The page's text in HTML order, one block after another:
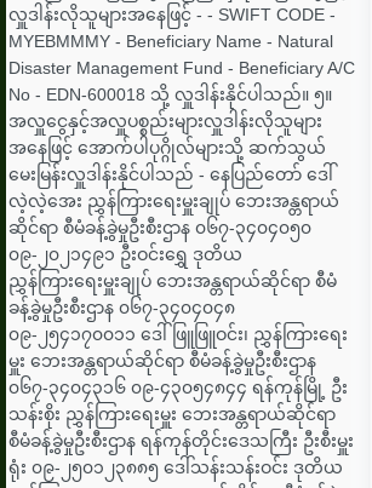
လှူဒါန်းလိုသူများအနေဖြင့် - - SWIFT CODE -
MYEBMMMY - Beneficiary Name - Natural
Disaster Management Fund - Beneficiary A/C
No - EDN-600018 သို့ လှူဒါန်းနိုင်ပါသည်။ ၅။
အလှူငွေနှင့်အလှူပစ္စည်းများလှူဒါန်းလိုသူများ
အနေဖြင့် အောက်ပါပုဂ္ဂိုလ်များသို့ ဆက်သွယ်
မေးမြန်းလှူဒါန်းနိုင်ပါသည် - နေပြည်တော် ဒေါ်
လဲ့လဲ့အေး ညွှန်ကြားရေးမှူးချုပ် ‌ဘေးအန္တရာယ်
ဆိုင်ရာ စီမံခန့်ခွဲမှုဦးစီးဌာန ၀၆၇-၃၄၀၄၀၅၀
၀၉-၂၀၂၁၄၉၁ ဦးဝင်းရွှေ ဒုတိယ
ညွှန်ကြားရေးမှူးချုပ် ‌ဘေးအန္တရာယ်ဆိုင်ရာ စီမံ
ခန့်ခွဲမှုဦးစီးဌာန ၀၆၇-၃၄၀၄၀၄၈
၀၉-၂၅၄၁၇၀၀၁၁ ဒေါ်ဖြူဖြူဝင်း၊ ညွှန်ကြားရေး
မှူး ‌ဘေးအန္တရာယ်ဆိုင်ရာ စီမံခန့်ခွဲမှုဦးစီးဌာန
၀၆၇-၃၄၀၄၃၁၆ ၀၉-၄၃၀၅၄၈၄၄ ရန်ကုန်မြို့ ဦး
သန်းစိုး ညွှန်ကြားရေးမှူး ‌ဘေးအန္တရာယ်ဆိုင်ရာ
စီမံခန့်ခွဲမှုဦးစီးဌာန ရန်ကုန်တိုင်းဒေသကြီး ဦးစီးမှူး
ရုံး ၀၉-၂၅၀၁၂၃၈၈၅ ဒေါ်သန်းသန်းဝင်း ဒုတိယ